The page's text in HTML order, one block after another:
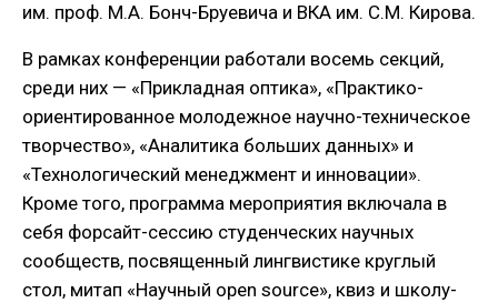
им. проф. М.А. Бонч-Бруевича и ВКА им. С.М. Кирова.
В рамках конференции работали восемь секций,
среди них — «Прикладная оптика», «Практико-
ориентированное молодежное научно-техническое
творчество», «Аналитика больших данных» и
«Технологический менеджмент и инновации».
Кроме того, программа мероприятия включала в
себя форсайт-сессию студенческих научных
сообществ, посвященный лингвистике круглый
стол, митап «Научный open source», квиз и школу-